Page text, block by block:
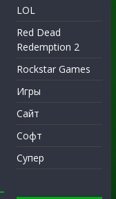
LOL
Red Dead
Redemption 2
Rockstar Games
Игры
Сайт
Софт
Супер